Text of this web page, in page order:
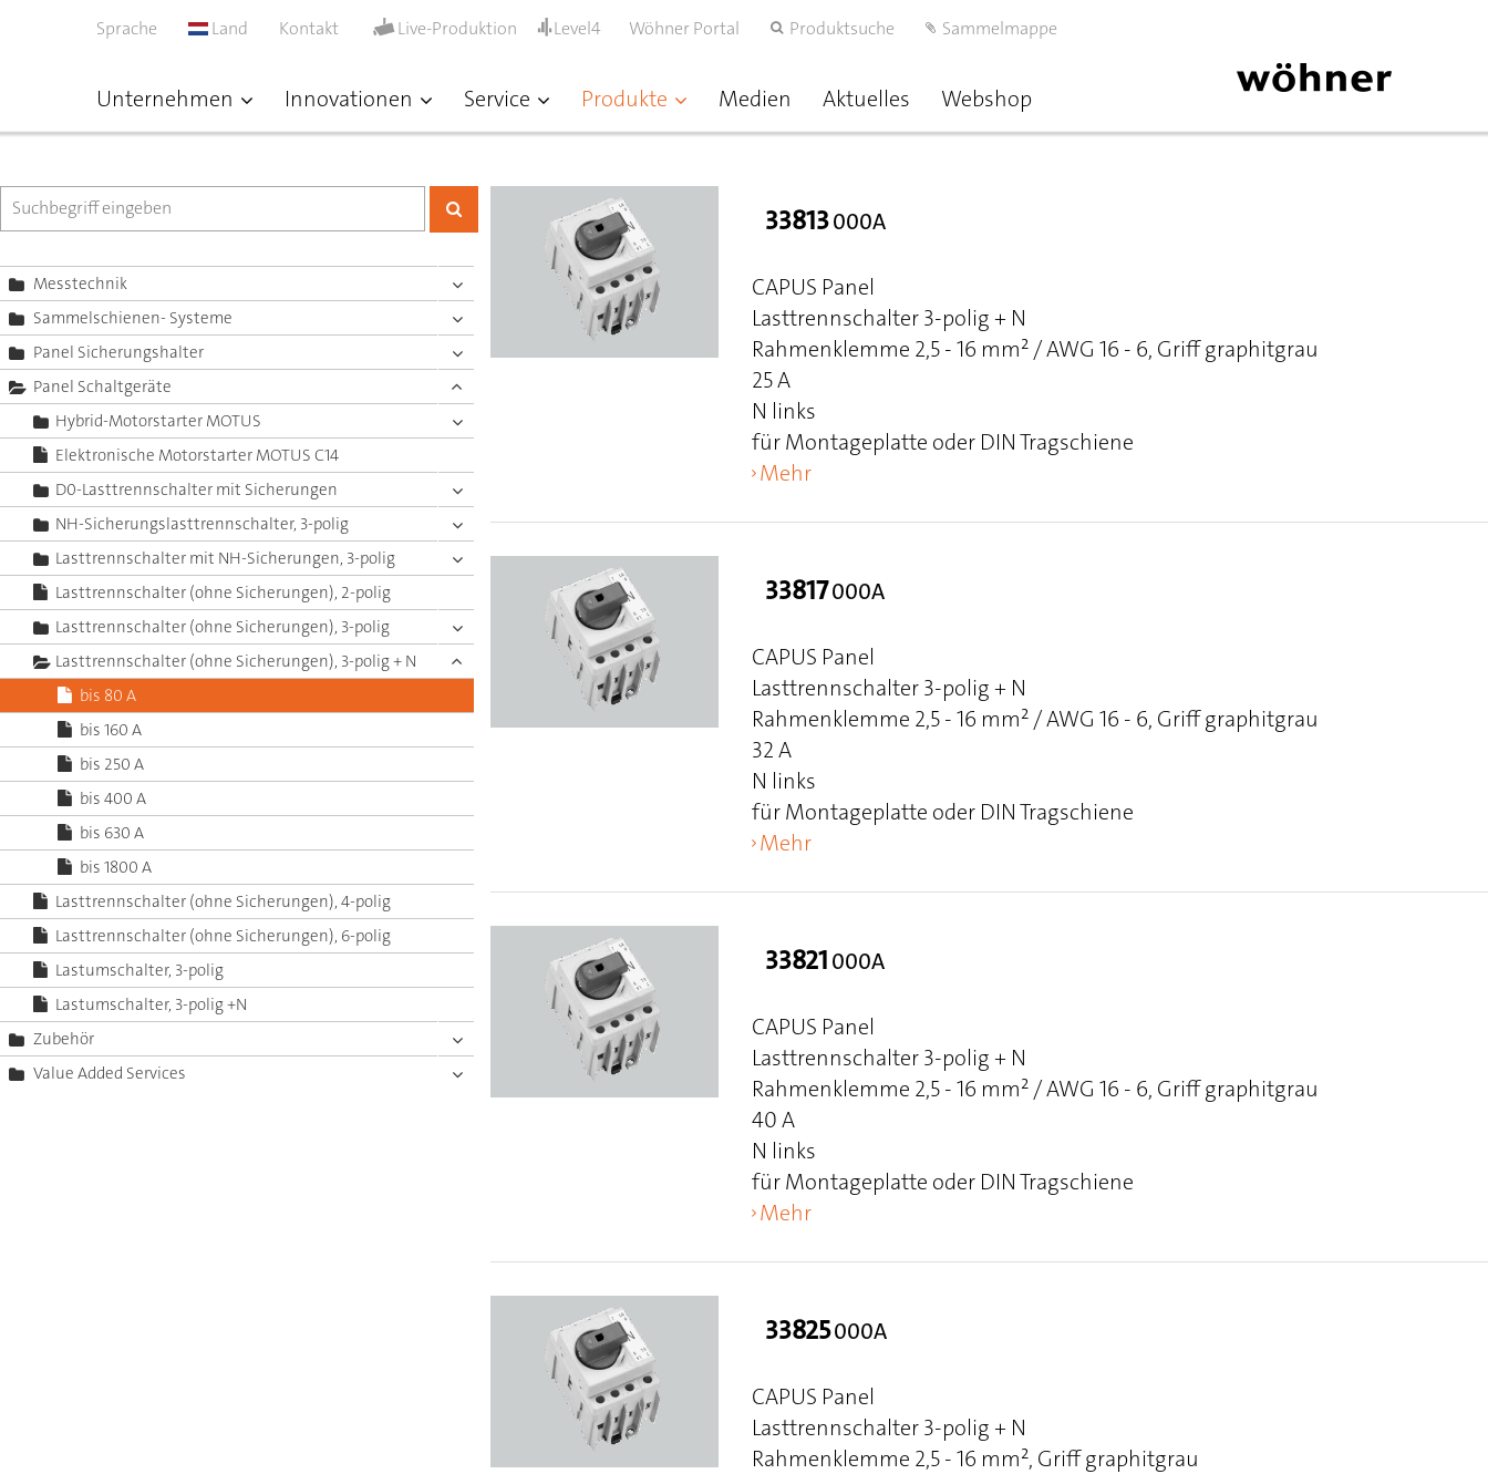
Unternehmen Innovationen Service Produkte Medien Aktuelles Webshop
Sprache Land Kontakt Live-Produktion Level4 Wöhner Portal Produktsuche Sammelmappe
Messtechnik
Sammelschienen- Systeme
Panel Sicherungshalter
Panel Schaltgeräte
Hybrid-Motorstarter MOTUS
Elektronische Motorstarter MOTUS C14
D0-Lasttrennschalter mit Sicherungen
NH-Sicherungslasttrennschalter, 3-polig
Lasttrennschalter mit NH-Sicherungen, 3-polig
Lasttrennschalter (ohne Sicherungen), 2-polig
Lasttrennschalter (ohne Sicherungen), 3-polig
Lasttrennschalter (ohne Sicherungen), 3-polig + N
bis 80 A
bis 160 A
bis 250 A
bis 400 A
bis 630 A
bis 1800 A
Lasttrennschalter (ohne Sicherungen), 4-polig
Lasttrennschalter (ohne Sicherungen), 6-polig
Lastumschalter, 3-polig
Lastumschalter, 3-polig +N
Zubehör
Value Added Services
33813000A
CAPUS Panel
Lasttrennschalter 3-polig + N
Rahmenklemme 2,5 - 16 mm² / AWG 16 - 6, Griff graphitgrau
25 A
N links
für Montageplatte oder DIN Tragschiene
Mehr
33817000A
CAPUS Panel
Lasttrennschalter 3-polig + N
Rahmenklemme 2,5 - 16 mm² / AWG 16 - 6, Griff graphitgrau
32 A
N links
für Montageplatte oder DIN Tragschiene
Mehr
33821000A
CAPUS Panel
Lasttrennschalter 3-polig + N
Rahmenklemme 2,5 - 16 mm² / AWG 16 - 6, Griff graphitgrau
40 A
N links
für Montageplatte oder DIN Tragschiene
Mehr
33825000A
CAPUS Panel
Lasttrennschalter 3-polig + N
Rahmenklemme 2,5 - 16 mm², Griff graphitgrau